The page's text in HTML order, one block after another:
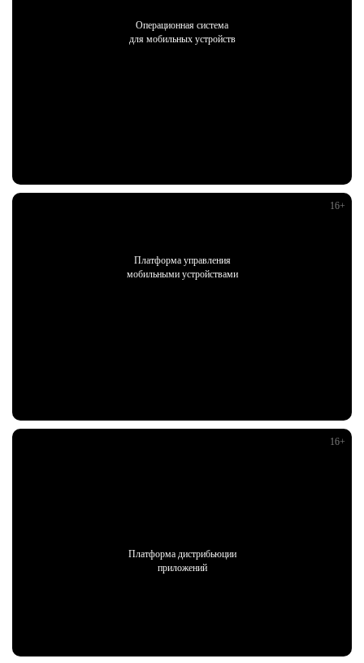
Операционная система
для мобильных устройств
Платформа управления
мобильными устройствами
Платформа дистрибьюции
приложений